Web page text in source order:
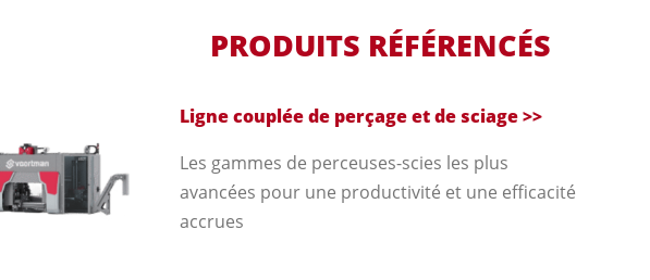
PRODUITS RÉFÉRENCÉS
Ligne couplée de perçage et de sciage>>
Les gammes de perceuses-scies les plus
avancées pour une productivité et une efficacité
accrues